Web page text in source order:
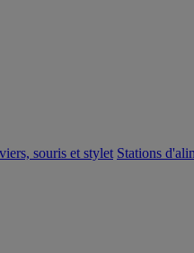
souris et stylet Stations